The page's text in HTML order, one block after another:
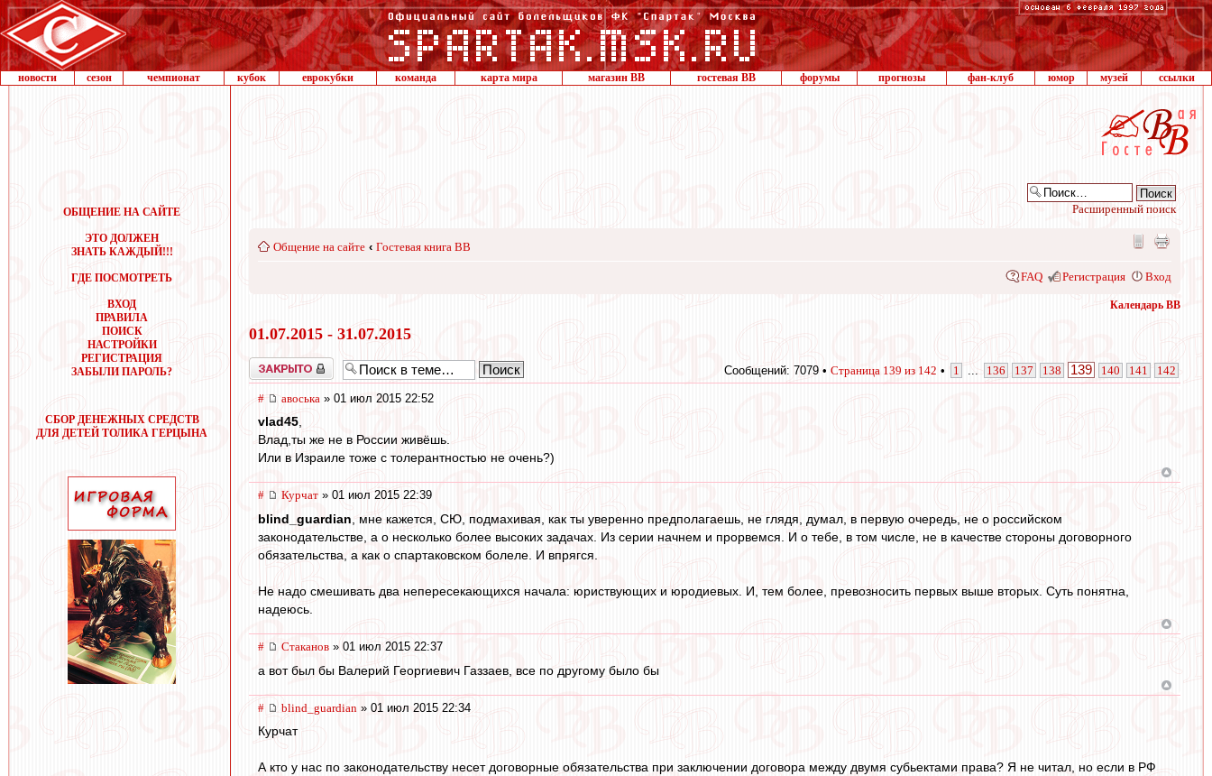
новости сезон чемпионат кубок еврокубки команда карта мира магазин ВВ гостевая ВВ форумы прогнозы фан-клуб юмор музей ссылки
ОБЩЕНИЕ НА САЙТЕ
ЭТО ДОЛЖЕН
ЗНАТЬ КАЖДЫЙ!!!
ГДЕ ПОСМОТРЕТЬ
ВХОД
ПРАВИЛА
ПОИСК
НАСТРОЙКИ
РЕГИСТРАЦИЯ
ЗАБЫЛИ ПАРОЛЬ?
СБОР ДЕНЕЖНЫХ СРЕДСТВ
ДЛЯ ДЕТЕЙ ТОЛИКА ГЕРЦЫНА
Расширенный поиск
Общение на сайте ‹ Гостевая книга ВВ
FAQ Регистрация Вход
Календарь ВВ
01.07.2015 - 31.07.2015
Закрыто Сообщений: 7079 • Страница 139 из 142 • 1 136 137 138 139 140 141 142
# авоська » 01 июл 2015 22:52
vlad45,
Влад,ты же не в России живёшь.
Или в Израиле тоже с толерантностью не очень?)
# Курчат » 01 июл 2015 22:39
blind_guardian , мне кажется, СЮ, подмахивая, как ты уверенно предполагаешь, не глядя, думал, в первую очередь, не о российском
законодательстве, а о несколько более высоких задачах. Из серии начнем и прорвемся. И о тебе, в том числе, не в качестве стороны договорного
обязательства, а как о спартаковском болеле. И впрягся.
Не надо смешивать два непересекающихся начала: юриствующих и юродиевых. И, тем более, превозносить первых выше вторых. Суть понятна,
надеюсь.
# Cтаканов » 01 июл 2015 22:37
а вот был бы Валерий Георгиевич Газзаев, все по другому было бы
# blind_guardian » 01 июл 2015 22:34
Курчат
А кто у нас по законодательству несет договорные обязательства при заключении договора между двумя субьектами права? Я не читал, но если в РФ